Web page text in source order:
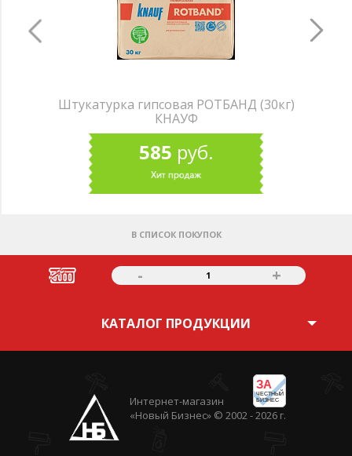
Штукатурка гипсовая РОТБАНД (30кг)
КНАУФ
585 руб.
В СПИСОК ПОКУПОК
- 1 +
КАТАЛОГ ПРОДУКЦИИ
ЗА
ЧЕСТНЫЙ
БИЗНЕС
Интернет-магазин
«Новый Бизнес» © 2002 - 2026 г.